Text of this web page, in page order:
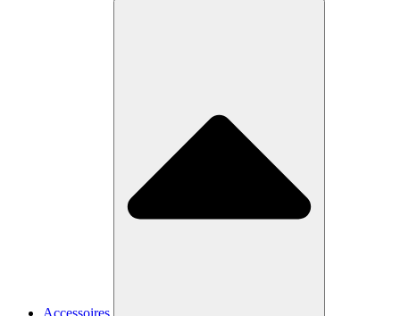
Accessoires